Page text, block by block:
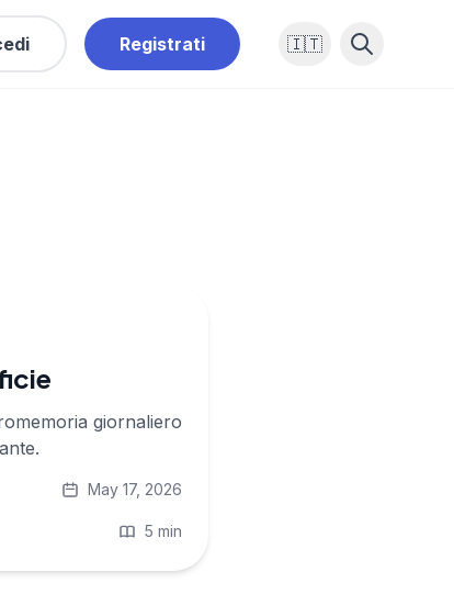
Registrati 🇮🇹
giornaliero
May 17, 2026
5 min